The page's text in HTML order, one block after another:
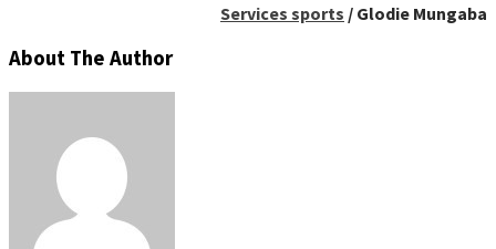
Services sports / Glodie Mungaba
About The Author